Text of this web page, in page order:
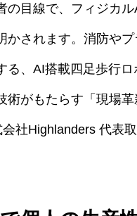
の目線で、フィジカ
かされます。消防や
る、AI搭載四足歩行
術がもたらす「現場
会社Highlanders 代表